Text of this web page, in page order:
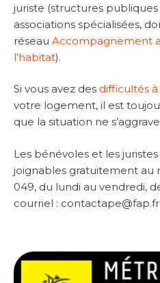
juriste (structures publiques
associations spécialisées,
réseau Accompagnement
l’habitat).
Si vous avez des difficultés
votre logement, il est
que la situation ne
Les bénévoles et les
joignables gratuitement au
049, du lundi au vendredi,
courriel : contactape@fap.fr